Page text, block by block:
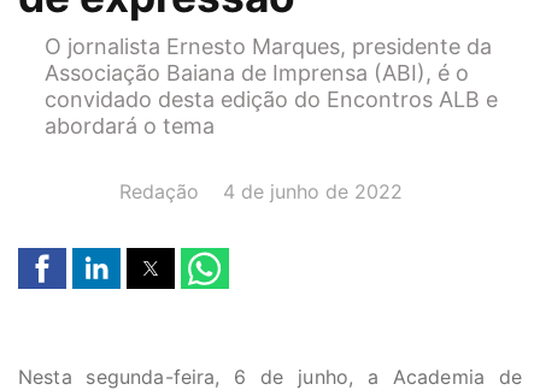
O jornalista Ernesto Marques, presidente da
Associação Baiana de Imprensa (ABI), é o
convidado desta edição do Encontros ALB e
abordará o tema
AUTOR(A):
Redação DATA:
4 de junho de 2022
Nesta segunda-feira, 6 de junho, a Academia de